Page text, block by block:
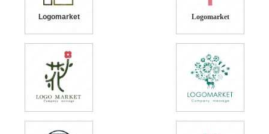
Logomarket Logomarket